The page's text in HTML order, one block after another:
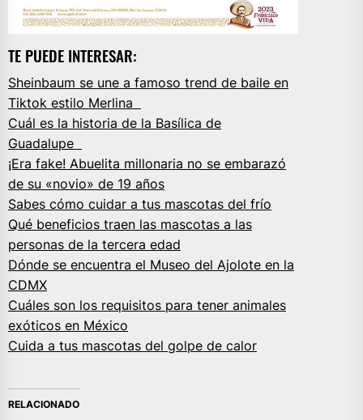
TE PUEDE INTERESAR:
Sheinbaum se une a famoso trend de baile en
Tiktok estilo Merlina
Cuál es la historia de la Basílica de
Guadalupe
¡Era fake! Abuelita millonaria no se embarazó
de su «novio» de 19 años
Sabes cómo cuidar a tus mascotas del frío
Qué beneficios traen las mascotas a las
personas de la tercera edad
Dónde se encuentra el Museo del Ajolote en la
CDMX
Cuáles son los requisitos para tener animales
exóticos en México
Cuida a tus mascotas del golpe de calor
RELACIONADO